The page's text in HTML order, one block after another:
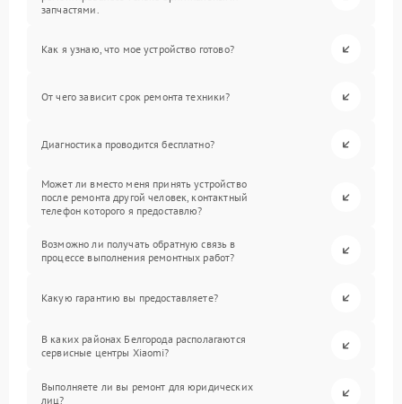
запчастями.
Как я узнаю, что мое устройство готово?
От чего зависит срок ремонта техники?
Диагностика проводится бесплатно?
Может ли вместо меня принять устройство
после ремонта другой человек, контактный
телефон которого я предоставлю?
Возможно ли получать обратную связь в
процессе выполнения ремонтных работ?
Какую гарантию вы предоставляете?
В каких районах Белгорода располагаются
сервисные центры Xiaomi?
Выполняете ли вы ремонт для юридических
лиц?